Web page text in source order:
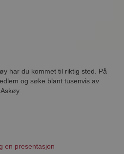
har du kommet til riktig sted. På
og søke blant tusenvis av
en presentasjon